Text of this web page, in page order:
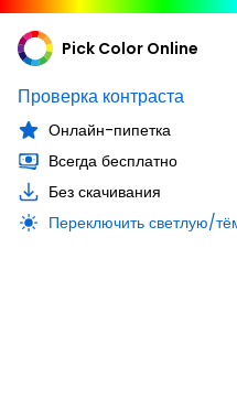
Pick Color Online
Проверка контраста
Онлайн-пипетка
Всегда бесплатно
Без скачивания
Переключить светлую/